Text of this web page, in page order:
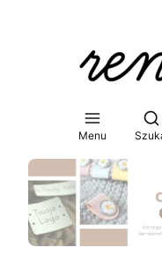
Menu
Naciśnij Enter lub